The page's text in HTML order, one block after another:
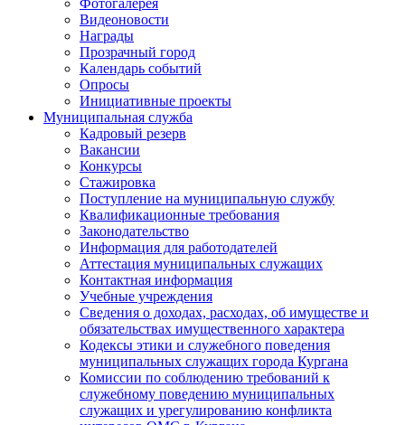
Фотогалерея
Видеоновости
Награды
Прозрачный город
Календарь событий
Опросы
Инициативные проекты
Муниципальная служба
Кадровый резерв
Вакансии
Конкурсы
Стажировка
Поступление на муниципальную службу
Квалификационные требования
Законодательство
Информация для работодателей
Аттестация муниципальных служащих
Контактная информация
Учебные учреждения
Сведения о доходах, расходах, об имуществе и
обязательствах имущественного характера
Кодексы этики и служебного поведения
муниципальных служащих города Кургана
Комиссии по соблюдению требований к
служебному поведению муниципальных
служащих и урегулированию конфликта